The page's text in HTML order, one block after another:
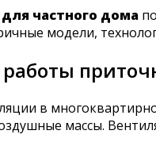
для частного дома
модели,
в
массы.